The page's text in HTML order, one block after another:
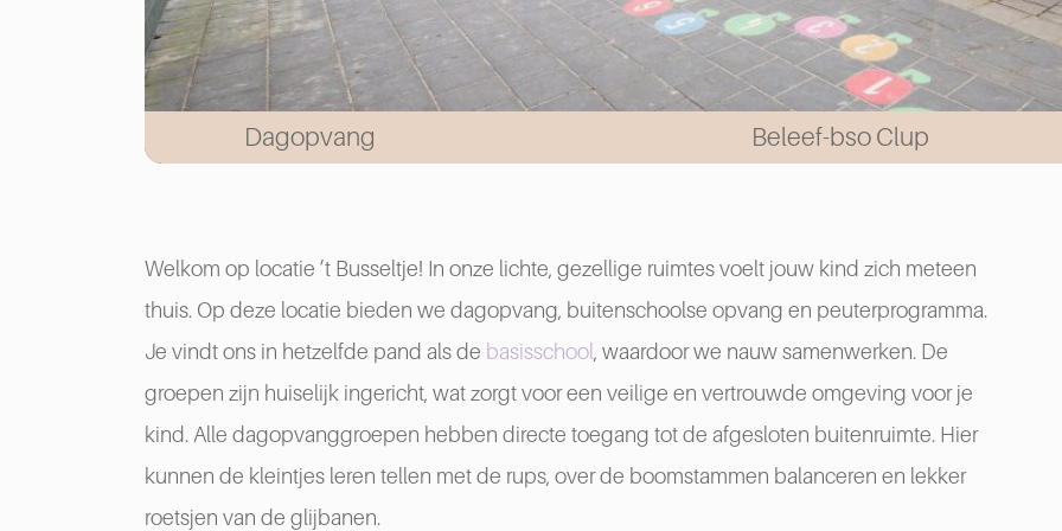
Beleef-bso Clup
Dagopvang
Welkom op locatie ’t Busseltje! In onze lichte, gezellige ruimtes voelt jouw kind zich meteen
thuis. Op deze locatie bieden we dagopvang, buitenschoolse opvang en peuterprogramma.
Je vindt ons in hetzelfde pand als de basisschool, waardoor we nauw samenwerken. De
groepen zijn huiselijk ingericht, wat zorgt voor een veilige en vertrouwde omgeving voor je
kind. Alle dagopvanggroepen hebben directe toegang tot de afgesloten buitenruimte. Hier
kunnen de kleintjes leren tellen met de rups, over de boomstammen balanceren en lekker
roetsjen van de glijbanen.